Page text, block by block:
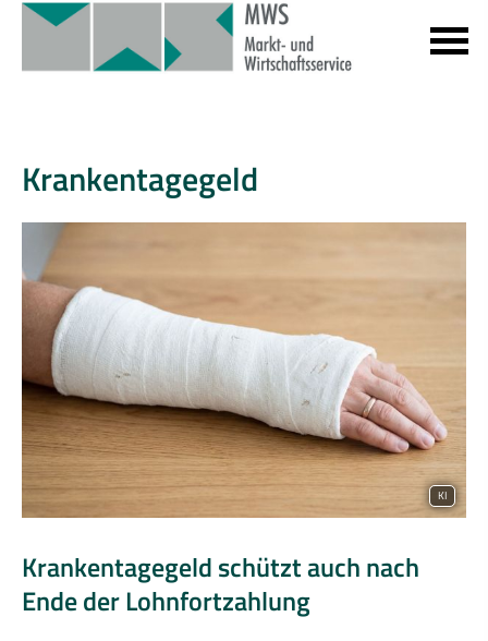
Krankentagegeld
KI
Krankentagegeld schützt auch nach
Ende der Lohnfortzahlung